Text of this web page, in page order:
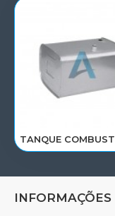
INFORMAÇÕES